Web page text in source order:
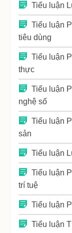
Tiểu luận
Tiểu luận
tiêu dùng
Tiểu luận
thực
Tiểu luận
nghệ số
Tiểu luận
sản
Tiểu luận
Tiểu luận
trí tuệ
Tiểu luận
Tiểu luận